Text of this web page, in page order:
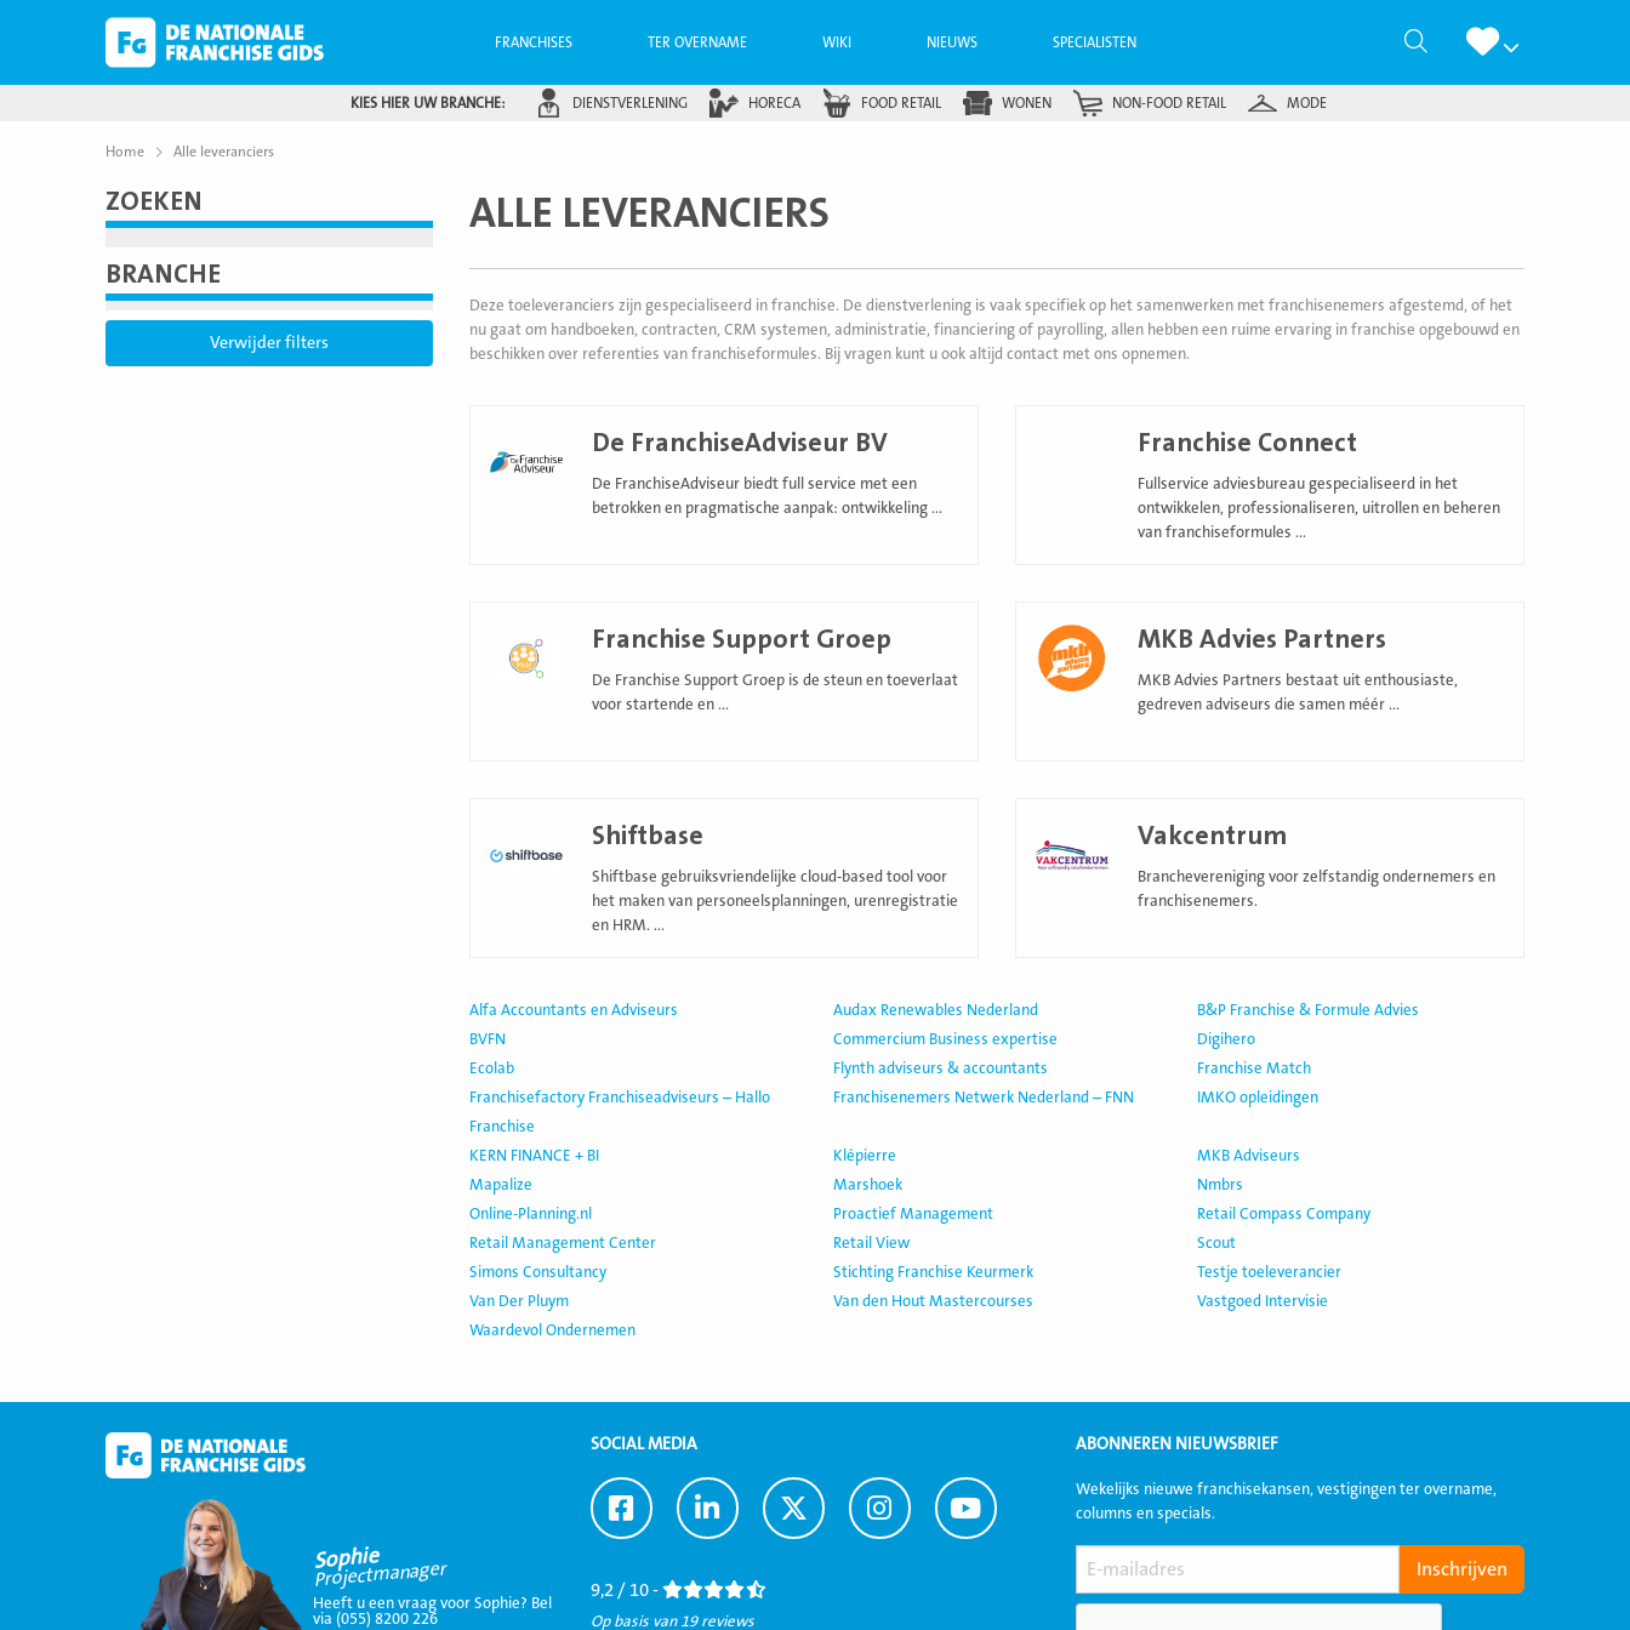
FRANCHISES TER OVERNAME WIKI NIEUWS SPECIALISTEN Zoeken
KIES HIER UW BRANCHE: DIENSTVERLENING HORECA FOOD RETAIL WONEN NON-FOOD RETAIL MODE
Home Alle leveranciers
ZOEKEN
BRANCHE
Verwijder filters
ALLE LEVERANCIERS
Deze toeleveranciers zijn gespecialiseerd in franchise. De dienstverlening is vaak specifiek op het samenwerken met franchisenemers afgestemd, of het
nu gaat om handboeken, contracten, CRM systemen, administratie, financiering of payrolling, allen hebben een ruime ervaring in franchise opgebouwd en
beschikken over referenties van franchiseformules. Bij vragen kunt u ook altijd contact met ons opnemen.
De FranchiseAdviseur BV
De FranchiseAdviseur biedt full service met een
betrokken en pragmatische aanpak: ontwikkeling ...
meer
Franchise Connect
Fullservice adviesbureau gespecialiseerd in het
ontwikkelen, professionaliseren, uitrollen en beheren
van franchiseformules ...
Franchise Support Groep
De Franchise Support Groep is de steun en toeverlaat
voor startende en ...
meer
MKB Advies Partners
MKB Advies Partners bestaat uit enthousiaste,
gedreven adviseurs die samen méér ...
meer
Shiftbase
Shiftbase gebruiksvriendelijke cloud-based tool voor
het maken van personeelsplanningen, urenregistratie
en HRM. ...
Vakcentrum
Branchevereniging voor zelfstandig ondernemers en
franchisenemers.
meer
Alfa Accountants en Adviseurs Audax Renewables Nederland
B&P Franchise & Formule Advies
BVFN
Commercium Business expertise
Digihero
Ecolab
Flynth adviseurs & accountants
Franchise Match
Franchisefactory Franchiseadviseurs – Hallo
Franchise
Franchisenemers Netwerk Nederland – FNN IMKO opleidingen
KERN FINANCE + BI Klépierre
MKB Adviseurs
Mapalize
Marshoek
Nmbrs
Online-Planning.nl
Proactief Management
Retail Compass Company
Retail Management Center
Retail View
Scout
Simons Consultancy
Stichting Franchise Keurmerk
Testje toeleverancier
Van Der Pluym
Van den Hout Mastercourses
Vastgoed Intervisie
Waardevol Ondernemen
Sophie
Projectmanager
Heeft u een vraag voor Sophie? Bel
via (055) 8200 226
SOCIAL MEDIA
Ga
naar
Ga
naar
Ga
naar
Ga
naar
Ga
naar
9,2 / 10 -
Op basis van 19 reviews
ABONNEREN NIEUWSBRIEF
Wekelijks nieuwe franchisekansen, vestigingen ter overname,
columns en specials.